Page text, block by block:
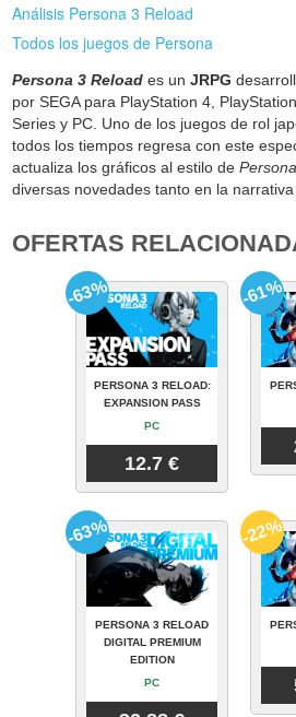
Análisis Persona 3 Reload
Todos los juegos de Persona
Persona 3 Reload es unJRPG
por SEGA para PlayStation 4,
Series y PC. Uno de los juegos de rol
todos los tiempos regresa con este
actualiza los gráficos al estilo de
diversas novedades tanto en la
OFERTAS
PERSONA 3 RELOAD:
EXPANSION PASS
PC
12.7 €
-63% -61%
PERSONA 3 RELOAD
DIGITAL PREMIUM
EDITION
PC
-63% -22%